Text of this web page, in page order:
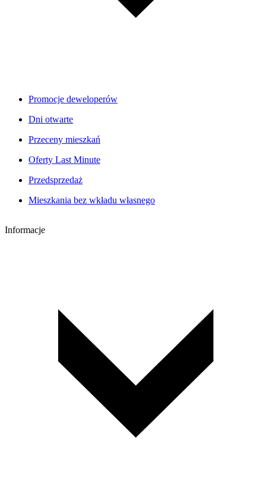
Promocje deweloperów
Dni otwarte
Przeceny mieszkań
Oferty Last Minute
Przedsprzedaż
Mieszkania bez wkładu własnego
Informacje